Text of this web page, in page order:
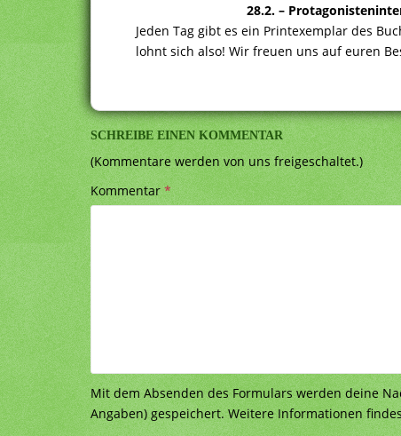
28.2. –
Jeden Tag gibt es ein Printexemplar des
lohnt sich also! Wir freuen uns auf euren
SCHREIBE EINEN KOMMENTAR
(Kommentare werden von uns freigeschaltet.)
Kommentar*
Mit dem Absenden des Formulars werden deine
Angaben) gespeichert. Weitere Informationen